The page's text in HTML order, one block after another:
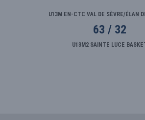
U13M EN-CTC VAL DE SÈVRE/ÉLAN
63 / 32
U13M2 SAINTE LUCE